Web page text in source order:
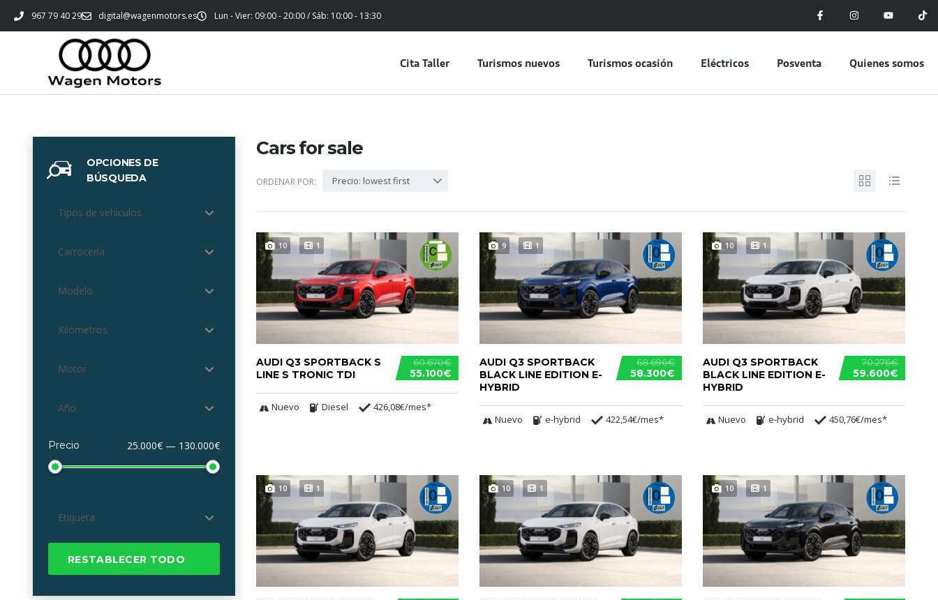
967 79 40 29 digital@wagenmotors.es Lun - Vier: 09:00 - 20:00 / Sáb: 10:00 - 13:30
Cita Taller Turismos nuevos Turismos ocasión Eléctricos Posventa Quienes somos
OPCIONES DE
BÚSQUEDA
Tipos de vehiculos
Carrocería
Modelo
Kilómetros
Motor
Año
Precio 25.000€ — 130.000€
Etiqueta
RESTABLECER TODO
Cars for sale
ORDENAR POR: Precio: lowest first
10 1
60.670€
55.100€
AUDI Q3 SPORTBACK S
LINE S TRONIC TDI
Nuevo Diesel 426,08€/mes*
9 1
68.696€
58.300€
AUDI Q3 SPORTBACK
BLACK LINE EDITION E-
HYBRID
Nuevo e-hybrid 422,54€/mes*
10 1
70.276€
59.600€
AUDI Q3 SPORTBACK
BLACK LINE EDITION E-
HYBRID
Nuevo e-hybrid 450,76€/mes*
10 1 10 1 10 1